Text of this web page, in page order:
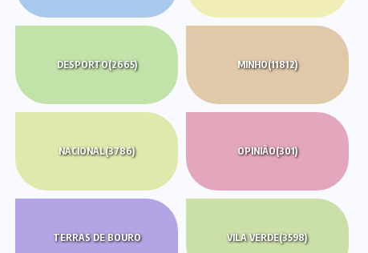
DESPORTO(2665) MINHO(11812)
NACIONAL(3786) OPINIÃO(301)
TERRAS DE BOURO
VILA VERDE(3598)